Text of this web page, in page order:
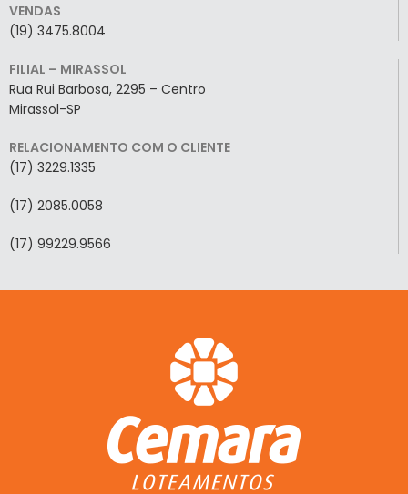
VENDAS
(19) 3475.8004
FILIAL – MIRASSOL
Rua Rui Barbosa, 2295 – Centro
Mirassol-SP
RELACIONAMENTO COM O CLIENTE
(17) 3229.1335
(17) 2085.0058
(17) 99229.9566